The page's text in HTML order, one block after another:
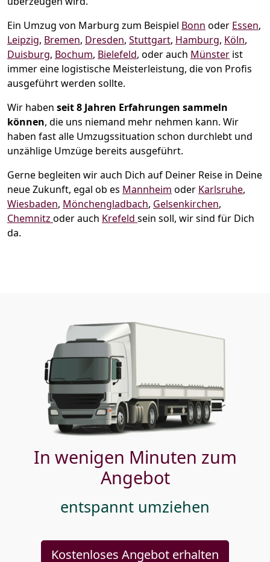
Ein Umzug von Marburg zum Beispiel Bonn oder Essen,
Leipzig, Bremen, Dresden, Stuttgart, Hamburg, Köln,
Duisburg, Bochum, Bielefeld, oder auch Münster ist
immer eine logistische Meisterleistung, die von Profis
ausgeführt werden sollte.
Wir haben seit8 Jahren Erfahrungen sammeln
können, die uns niemand mehr nehmen kann. Wir
haben fast alle Umzugssituation schon durchlebt und
unzählige Umzüge bereits ausgeführt.
Gerne begleiten wir auch Dich auf Deiner Reise in Deine
neue Zukunft, egal ob es Mannheim oder Karlsruhe,
Wiesbaden, Mönchen­gladbach, Gelsenkirchen,
Chemnitz oder auch Krefeld sein soll, wir sind für Dich
da.
In wenigen Minuten zum
Angebot
entspannt umziehen
Kostenloses Angebot erhalten